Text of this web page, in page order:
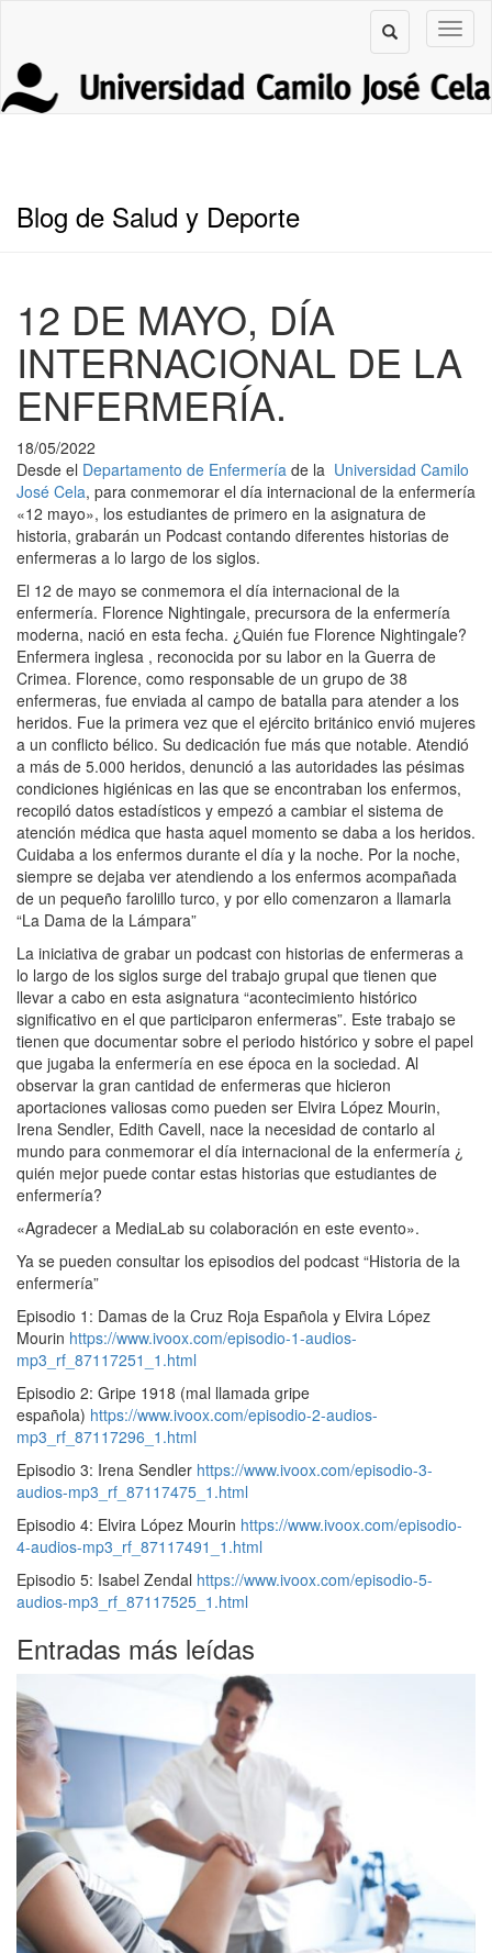
Blog de Salud y Deporte
12 DE MAYO, DÍA
INTERNACIONAL DE LA
ENFERMERÍA.
18/05/2022
Desde el Departamento de Enfermería de la Universidad Camilo
José Cela, para conmemorar el día internacional de la enfermería
«12 mayo», los estudiantes de primero en la asignatura de
historia, grabarán un Podcast contando diferentes historias de
enfermeras a lo largo de los siglos.
El 12 de mayo se conmemora el día internacional de la
enfermería. Florence Nightingale, precursora de la enfermería
moderna, nació en esta fecha. ¿Quién fue Florence Nightingale?
Enfermera inglesa , reconocida por su labor en la Guerra de
Crimea. Florence, como responsable de un grupo de 38
enfermeras, fue enviada al campo de batalla para atender a los
heridos. Fue la primera vez que el ejército británico envió mujeres
a un conflicto bélico. Su dedicación fue más que notable. Atendió
a más de 5.000 heridos, denunció a las autoridades las pésimas
condiciones higiénicas en las que se encontraban los enfermos,
recopiló datos estadísticos y empezó a cambiar el sistema de
atención médica que hasta aquel momento se daba a los heridos.
Cuidaba a los enfermos durante el día y la noche. Por la noche,
siempre se dejaba ver atendiendo a los enfermos acompañada
de un pequeño farolillo turco, y por ello comenzaron a llamarla
“La Dama de la Lámpara”
La iniciativa de grabar un podcast con historias de enfermeras a
lo largo de los siglos surge del trabajo grupal que tienen que
llevar a cabo en esta asignatura “acontecimiento histórico
significativo en el que participaron enfermeras”. Este trabajo se
tienen que documentar sobre el periodo histórico y sobre el papel
que jugaba la enfermería en ese época en la sociedad. Al
observar la gran cantidad de enfermeras que hicieron
aportaciones valiosas como pueden ser Elvira López Mourin,
Irena Sendler, Edith Cavell, nace la necesidad de contarlo al
mundo para conmemorar el día internacional de la enfermería ¿
quién mejor puede contar estas historias que estudiantes de
enfermería?
«Agradecer a MediaLab su colaboración en este evento».
Ya se pueden consultar los episodios del podcast “Historia de la
enfermería”
Episodio 1: Damas de la Cruz Roja Española y Elvira López
Mourin https://www.ivoox.com/episodio-1-audios-
mp3_rf_87117251_1.html
Episodio 2: Gripe 1918 (mal llamada gripe
española) https://www.ivoox.com/episodio-2-audios-
mp3_rf_87117296_1.html
Episodio 3: Irena Sendler https://www.ivoox.com/episodio-3-
audios-mp3_rf_87117475_1.html
Episodio 4: Elvira López Mourin https://www.ivoox.com/episodio-
4-audios-mp3_rf_87117491_1.html
Episodio 5: Isabel Zendal https://www.ivoox.com/episodio-5-
audios-mp3_rf_87117525_1.html
Entradas más leídas